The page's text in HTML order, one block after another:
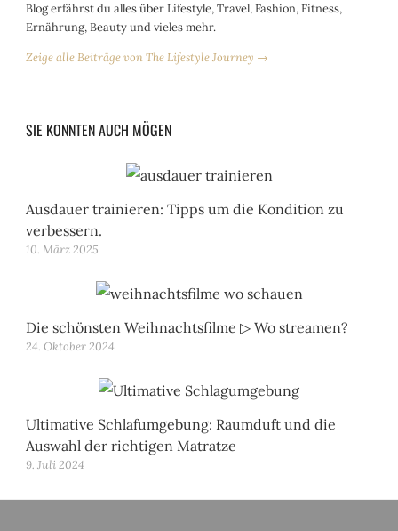
Blog erfährst du alles über Lifestyle, Travel, Fashion, Fitness,
Ernährung, Beauty und vieles mehr.
Zeige alle Beiträge von The Lifestyle Journey →
SIE KONNTEN AUCH MÖGEN
Ausdauer trainieren: Tipps um die Kondition zu
verbessern.
10. März 2025
Die schönsten Weihnachtsfilme ▷ Wo streamen?
24. Oktober 2024
Ultimative Schlafumgebung: Raumduft und die
Auswahl der richtigen Matratze
9. Juli 2024